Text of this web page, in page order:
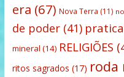
era (67) Nova Terra (11)
de poder(41)
mineral (14) RELIGIÕES
ritos sagrados (17) roda